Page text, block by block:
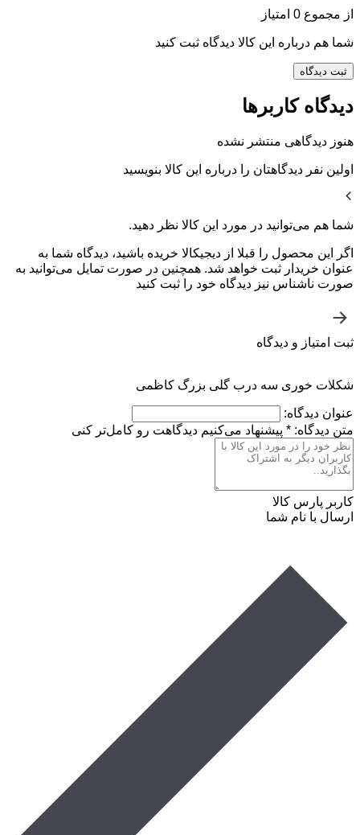
از مجموع 0 امتیاز
شما هم درباره این کالا دیدگاه ثبت کنید
ثبت دیدگاه
دیدگاه کاربرها
هنوز دیدگاهی منتشر نشده
اولین نفر دیدگاهتان را درباره این کالا بنویسید
شما هم می‌توانید در مورد این کالا نظر دهید.
اگر این محصول را قبلا از دیجیکالا خریده باشید، دیدگاه شما به
عنوان خریدار ثبت خواهد شد. همچنین در صورت تمایل می‌توانید به
صورت ناشناس نیز دیدگاه خود را ثبت کنید
ثبت امتیاز و دیدگاه
شکلات خوری سه درب گلی بزرگ کاظمی
عنوان دیدگاه:
متن دیدگاه: * پیشنهاد می‌کنیم دیدگاهت رو کامل‌تر کنی
کاربر پارس کالا
ارسال با نام شما